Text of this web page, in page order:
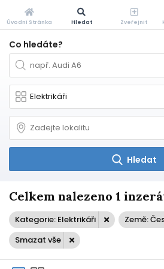
Co hledáte?
Hledat
Celkem nalezeno 1
Kategorie: Elektrikáři
Země:
Smazat vše
Úvodní Stránka Hledat Zveřejnit